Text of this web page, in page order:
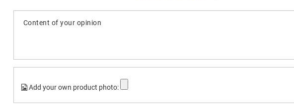
Content of your opinion
Add your own product photo: